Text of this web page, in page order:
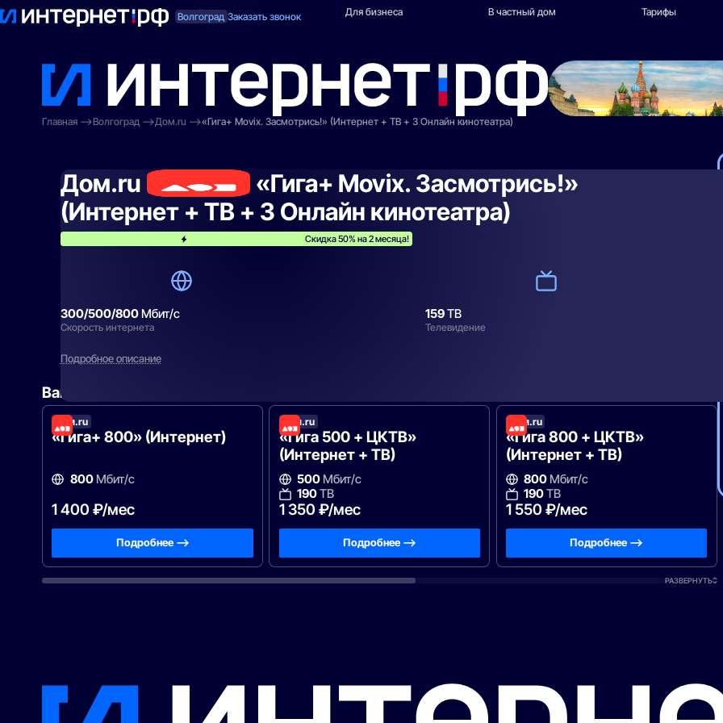
Волгоград Заказать звонок
Поиск по адресу Для квартиры Для бизнеса В частный дом Тарифы
Главная
Волгоград Дом.ru «Гига+ Movix. Засмотрись!» (Интернет + ТВ + 3 Онлайн кинотеатра)
Дом.ru
«Гига+ Movix. Засмотрись!»
(Интернет + ТВ + 3 Онлайн кинотеатра)
Скидка 50% на 2 месяца!
300/500/800Мбит/с
Скорость интернета
159ТВ
Телевидение
Подробное описание
Вам могут подойти
Дом.ru
«Гига+ 800» (Интернет)
800Мбит/с
1 400 ₽/мес
Подробнее —>
Дом.ru
«Гига 500 + ЦКТВ»
(Интернет + ТВ)
500 Мбит/с
190ТВ
1 350 ₽/мес
Подробнее —>
Дом.ru
«Гига 800 + ЦКТВ»
(Интернет + ТВ)
800 Мбит/с
190ТВ
1 550 ₽/мес
Подробнее —>
РАЗВЕРНУТЬ